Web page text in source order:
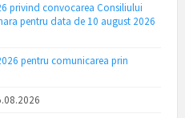
privind convocarea Consiliului
pentru data de 10 august 2026
pentru comunicarea prin